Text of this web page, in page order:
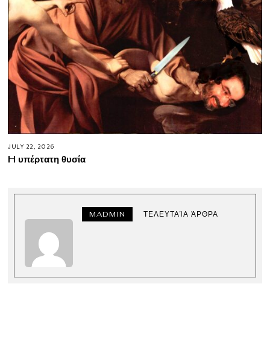
JULY 22, 2026
H υπέρτατη θυσία
MADMIN ΤΕΛΕΥΤΑΊΑ ΆΡΘΡΑ